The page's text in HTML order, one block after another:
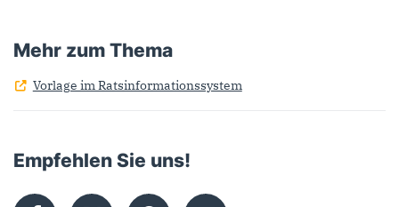
Mehr zum Thema
Vorlage im Ratsinformationssystem
Empfehlen Sie uns!